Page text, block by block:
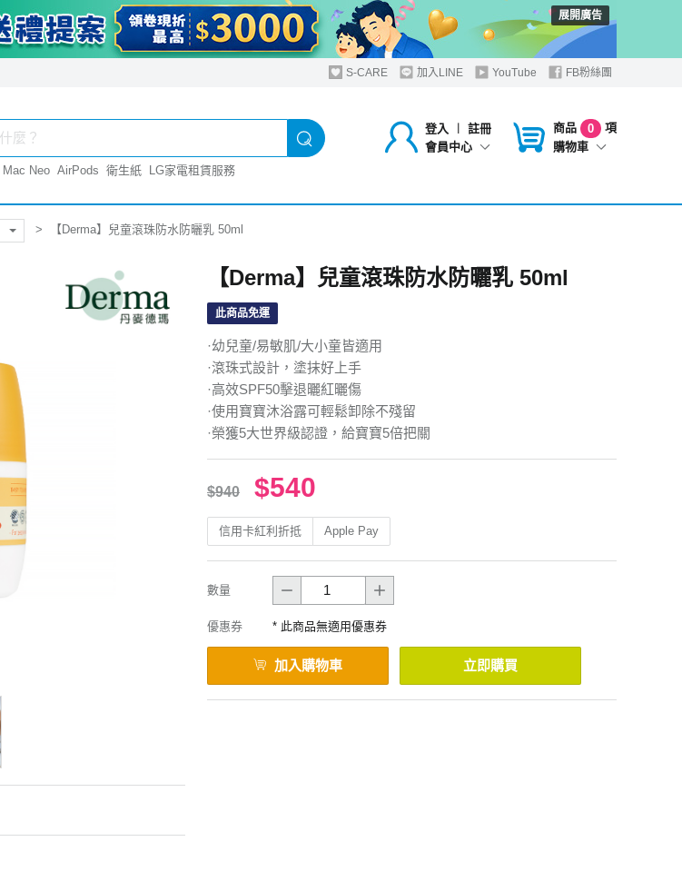
展開廣告
S-CARE 加入LINE YouTube FB粉絲團
登入 ︱
註冊
會員中心
商品 0
項
購物車
Mac Neo AirPods 衛生紙 LG家電租賃服務
【Derma】兒童滾珠防水防曬乳 50ml
【Derma】兒童滾珠防水防曬乳 50ml
此商品免運
·幼兒童/易敏肌/大小童皆適用
·滾珠式設計，塗抹好上手
·高效SPF50擊退曬紅曬傷
·使用寶寶沐浴露可輕鬆卸除不殘留
·榮獲5大世界級認證，給寶寶5倍把關
$940 $540
信用卡紅利折抵 Apple Pay
數量
優惠券 * 此商品無適用優惠券
加入購物車 立即購買